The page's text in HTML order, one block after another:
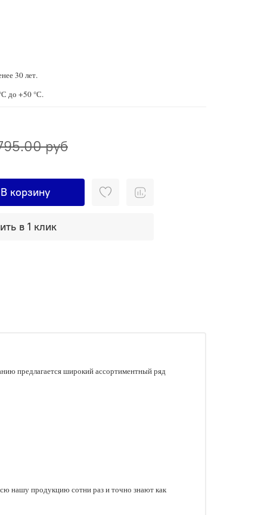
руб
В корзину
в 1 клик
30 лет.
до +50 °С.
предлагается широкий ассортиментный ряд
нашу продукцию сотни раз и точно знают как